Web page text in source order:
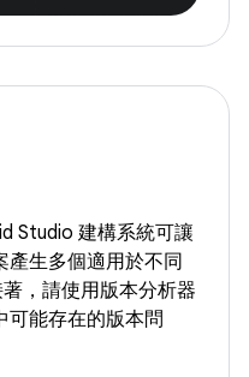
Studio 建構系統可讓
產生多個適用於不同
，請使用版本分析器
可能存在的版本問